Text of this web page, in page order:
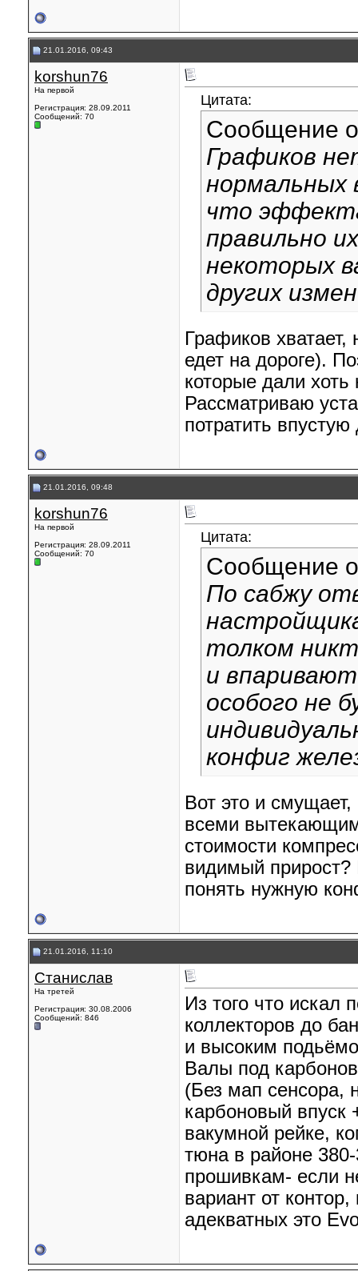
21.01.2016, 09:43
korshun76
На первой
Регистрация: 28.09.2011
Сообщений: 70
Цитата:
Сообщение
Графиков
нормальных
что
правильно
некоторых
других
Графиков
едет на дороге).
которые дали
Рассматриваю
потратить
21.01.2016, 09:48
korshun76
На первой
Регистрация: 28.09.2011
Сообщений: 70
Цитата:
Сообщение
По сабжу
толком
и
особого не
конфиг
Вот это и
всеми
стоимости
видимый
понять нужную
21.01.2016, 11:10
Станислав
На третей
Регистрация: 30.08.2006
Сообщений: 846
Из того что искал
коллекторов до
и высоким
Валы под
(Без мап сенсора,
карбоновый
вакумной рейке,
тюна в районе
прошивкам- если
вариант от
адекватных это